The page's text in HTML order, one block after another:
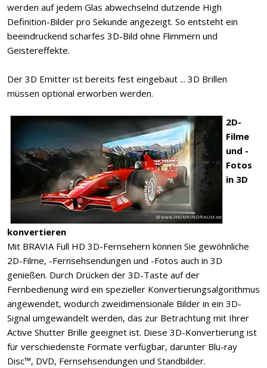
werden auf jedem Glas abwechselnd dutzende High
Definition-Bilder pro Sekunde angezeigt. So entsteht ein
beeindruckend scharfes 3D-Bild ohne Flimmern und
Geistereffekte.
Der 3D Emitter ist bereits fest eingebaut ... 3D Brillen
müssen optional erworben werden.
2D-
Filme
und -
Fotos
in 3D
konvertieren
Mit BRAVIA Full HD 3D-Fernsehern können Sie gewöhnliche
2D-Filme, -Fernsehsendungen und -Fotos auch in 3D
genießen. Durch Drücken der 3D-Taste auf der
Fernbedienung wird ein spezieller Konvertierungsalgorithmus
angewendet, wodurch zweidimensionale Bilder in ein 3D-
Signal umgewandelt werden, das zur Betrachtung mit Ihrer
Active Shutter Brille geeignet ist. Diese 3D-Konvertierung ist
für verschiedenste Formate verfügbar, darunter Blu-ray
Disc™, DVD, Fernsehsendungen und Standbilder.